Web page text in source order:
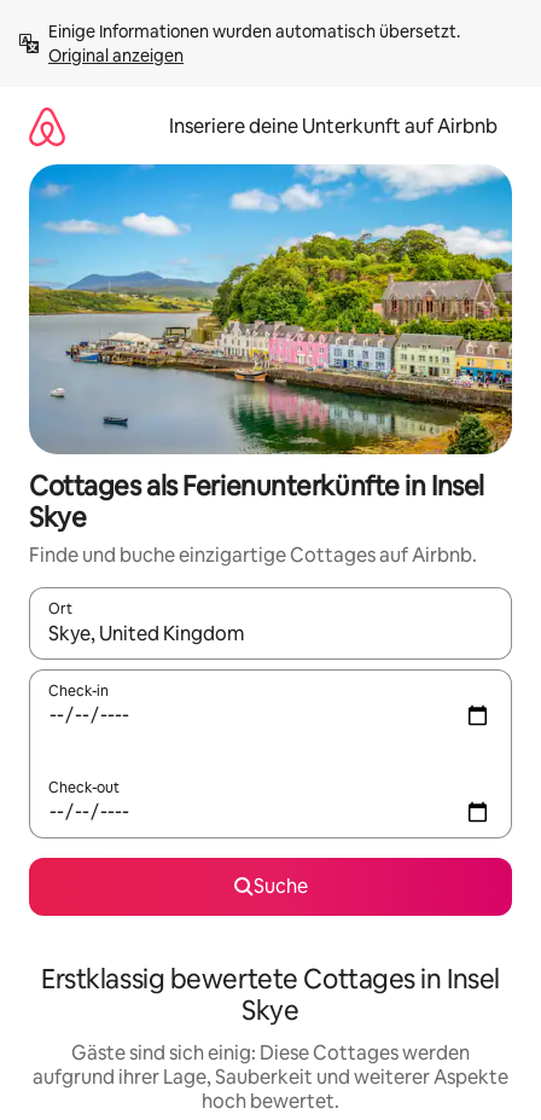
Inhalten
springenOriginal anzeigen
Inseriere deine Unterkunft auf Airbnb
Cottages als Ferienunterkünfte in Insel
Skye
Finde und buche einzigartige Cottages auf Airbnb.
Ort
Wenn Ergebnisse verfügbar sind, navigiere mit den
Check-in
Check-out
Suche
Erstklassig bewertete Cottages in Insel
Skye
Gäste sind sich einig: Diese Cottages werden
aufgrund ihrer Lage, Sauberkeit und weiterer Aspekte
hoch bewertet.